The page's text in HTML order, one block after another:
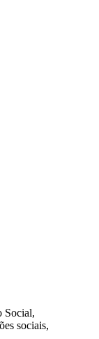
Social,
sociais,